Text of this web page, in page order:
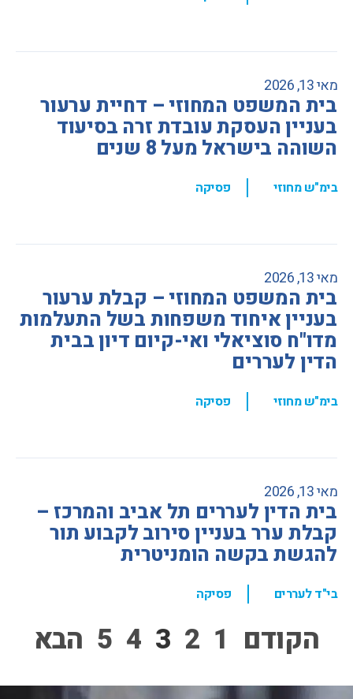
מאי 13, 2026
בית המשפט המחוזי – דחיית ערעור
בעניין העסקת עובדת זרה בסיעוד
השוהה בישראל מעל 8 שנים
בימ"ש מחוזי , פסיקה
מאי 13, 2026
בית המשפט המחוזי – קבלת ערעור
בעניין איחוד משפחות בשל התעלמות
מדו"ח סוציאלי ואי-קיום דיון בבית
הדין לעררים
בימ"ש מחוזי , פסיקה
מאי 13, 2026
בית הדין לעררים תל אביב והמרכז –
קבלת ערר בעניין סירוב לקבוע תור
להגשת בקשה הומניטרית
בי"ד לעררים , פסיקה
הקודם 1
2
3
4
5 הבא